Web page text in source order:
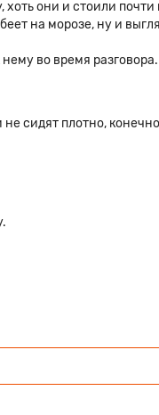
они и стоили почти
на морозе, ну и
во время разговора.
сидят плотно,